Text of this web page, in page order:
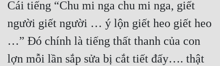
Cái tiếng “Chu mi nga chu mi nga, giết
người giết người … ý lộn giết heo giết heo
…” Đó chính là tiếng thất thanh của con
lợn mỗi lần sắp sửa bị cắt tiết đấy…. thật